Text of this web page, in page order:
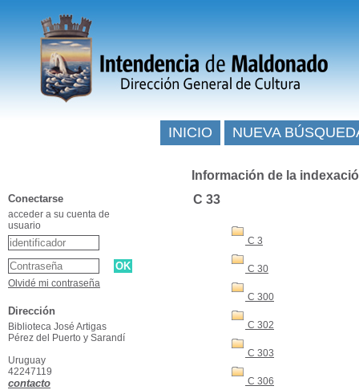
Información de la
C 33
C 3
C 30
C 300
C 302
C 303
C 306
INICIO NUEVA
Conectarse
acceder a su cuenta de
usuario
Olvidé mi contraseña
Dirección
Biblioteca José Artigas
Pérez del Puerto y Sarandí
Uruguay
42247119
contacto